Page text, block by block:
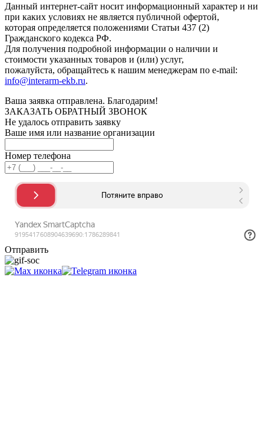
Данный интернет-сайт носит информационный характер и ни
при каких условиях не является публичной офертой,
которая определяется положениями Статьи 437 (2)
Гражданского кодекса РФ.
Для получения подробной информации о наличии и
стоимости указанных товаров и (или) услуг,
пожалуйста, обращайтесь к нашим менеджерам по e-mail:
info@interarm-ekb.ru.
Ваша заявка отправлена. Благодарим!
ЗАКАЗАТЬ ОБРАТНЫЙ ЗВОНОК
Не удалось отправить заявку
Ваше имя или название организации
Номер телефона
Отправить